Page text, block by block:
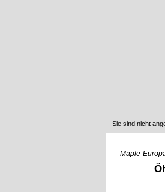
Sie sind nicht
Maple-